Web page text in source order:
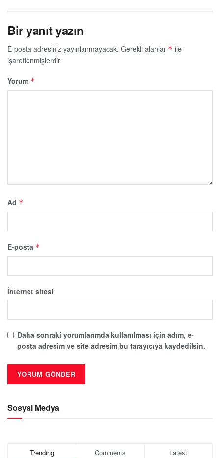
Bir yanıt yazın
E-posta adresiniz yayınlanmayacak. Gerekli alanlar * ile
işaretlenmişlerdir
Yorum *
Ad *
E-posta *
İnternet sitesi
Daha sonraki yorumlarımda kullanılması için adım, e-
posta adresim ve site adresim bu tarayıcıya kaydedilsin.
Sosyal Medya
Trending Comments Latest